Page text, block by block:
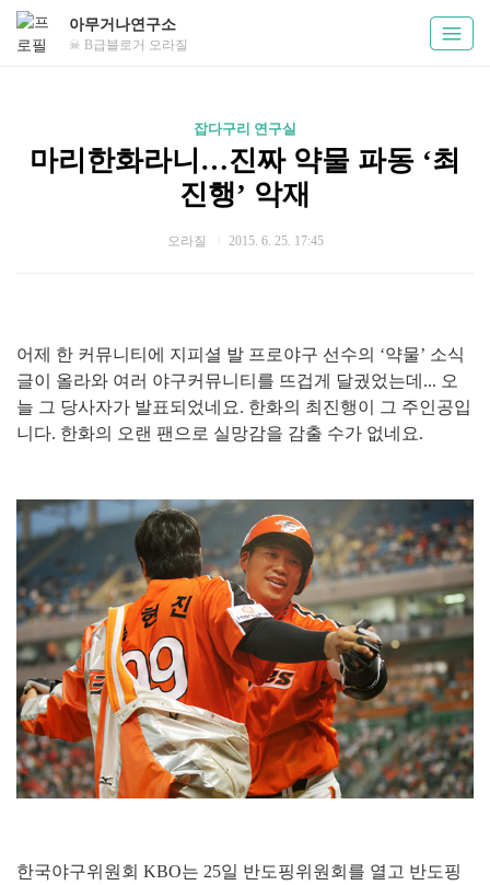
아무거나연구소
☠ B급블로거 오라질
잡다구리 연구실
마리한화라니…진짜 약물 파동 ‘최
진행’ 악재
오라질 2015. 6. 25. 17:45
어제 한 커뮤니티에 지피셜 발 프로야구 선수의 ‘약물’ 소식
글이 올라와 여러 야구커뮤니티를 뜨겁게 달궜었는데... 오
늘 그 당사자가 발표되었네요. 한화의 최진행이 그 주인공입
니다. 한화의 오랜 팬으로 실망감을 감출 수가 없네요.
한국야구위원회 KBO는 25일 반도핑위원회를 열고 반도핑